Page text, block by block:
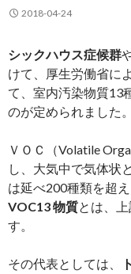
2018-04-24
シックハウス症候群
けて、厚生労働省に
て、室内汚染物質13
のが定められました。
ＶＯＣ（Volatile
し、大気中で気体状
は延べ200種類を超え
VOC13 物質とは、上
す。
その代表としては、